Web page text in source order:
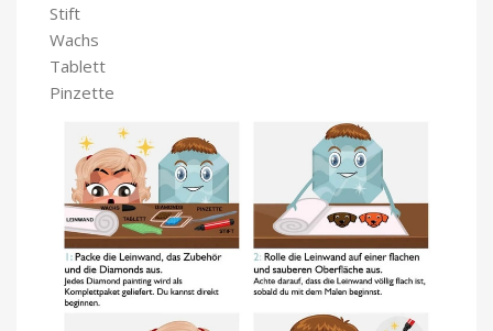
Stift
Wachs
Tablett
Pinzette